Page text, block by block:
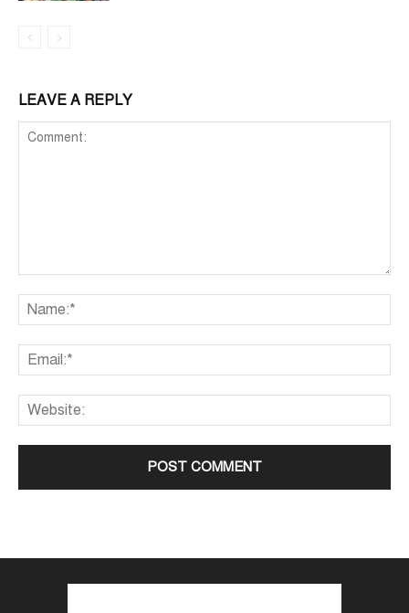
LEAVE A REPLY